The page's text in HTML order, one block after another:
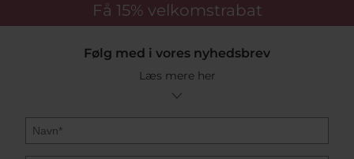
Få 15% velkomstrabat
Følg med i vores nyhedsbrev
Læs mere her